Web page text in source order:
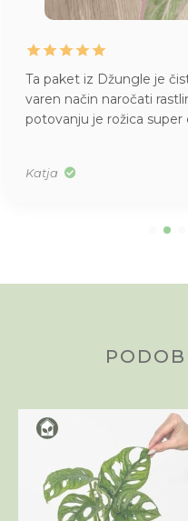
Ta paket iz Džungle je
varen način naročati
potovanju je rožica super
Katja